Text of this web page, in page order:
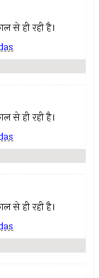
से ही रही है।
से ही रही है।
से ही रही है।